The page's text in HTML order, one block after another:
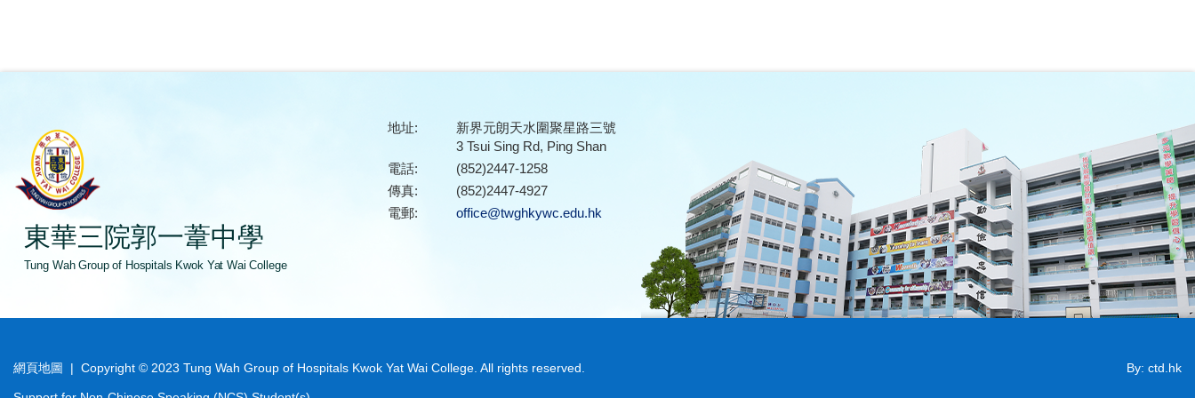
東華三院郭一葦中學
Tung Wah Group of Hospitals Kwok Yat Wai College
地址:
新界元朗天水圍聚星路三號
3 Tsui Sing Rd, Ping Shan
電話:
(852)2447-1258
傳真:
(852)2447-4927
電郵:
office@twghkywc.edu.hk
網頁地圖 | Copyright © 2023 Tung Wah Group of Hospitals Kwok Yat Wai College. All rights reserved. By: ctd.hk